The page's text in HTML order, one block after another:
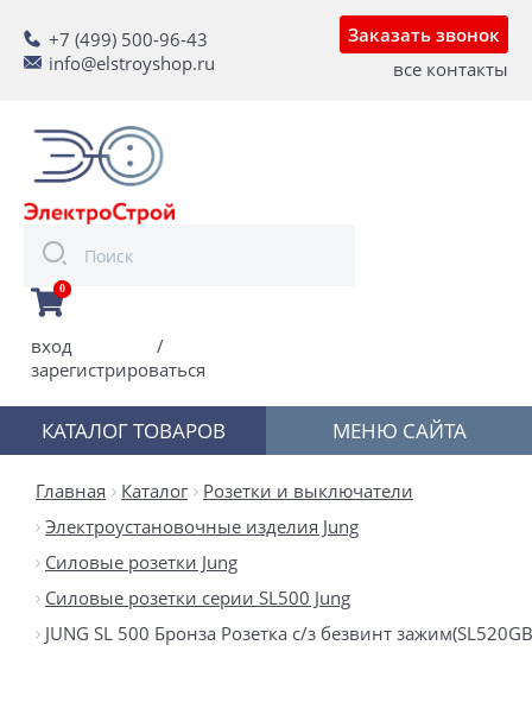
+7 (499) 500-96-43
info@elstroyshop.ru
Заказать звонок
все контакты
0
вход
/
зарегистрироваться
КАТАЛОГ ТОВАРОВ МЕНЮ САЙТА
Главная Каталог
Розетки и выключатели
Электроустановочные изделия Jung
Силовые розетки Jung
Силовые розетки серии SL500 Jung
JUNG SL 500 Бронза Розетка с/з безвинт